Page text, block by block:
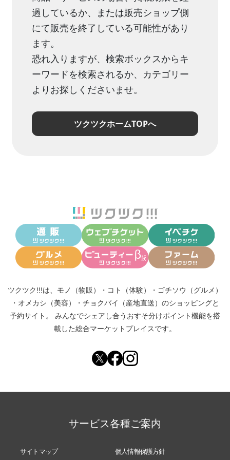
過しているか、または販売ショップ側
にて販売を終了している可能性があり
ます。
恐れ入りますが、検索ボックスからキ
ーワードを検索されるか、カテゴリー
よりお探しくださいませ。
ツクツクホームTOPへ
ツクツク!!!は、 モノ（物販） ・ コト（体験） ・ ゴチソウ（グルメ）
・ オメカシ（美容） ・ チョクバイ（産地直送） のショッピングと
予約サイト。
みんなでシェアし合う おすそ分けポイント機能を搭
載した総合マーケットプレイスです。
サービス各種ご案内
サイトマップ 個人情報保護方針